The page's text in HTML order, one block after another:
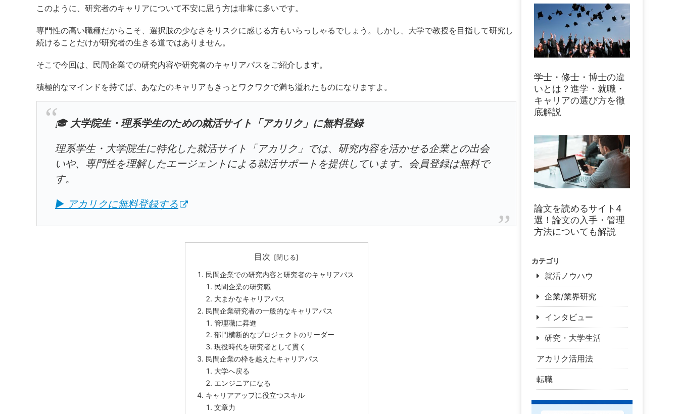
このように、研究者のキャリアについて不安に思う方は非常に多いです。
専門性の高い職種だからこそ、選択肢の少なさをリスクに感じる方もいらっしゃるでしょう。しかし、大学で教授を目指して研究し
続けることだけが研究者の生きる道ではありません。
そこで今回は、民間企業での研究内容や研究者のキャリアパスをご紹介します。
積極的なマインドを持てば、あなたのキャリアもきっとワクワクで満ち溢れたものになりますよ。
🎓 大学院生・理系学生のための就活サイト「アカリク」に無料登録
理系学生・大学院生に特化した就活サイト「アカリク」では、研究内容を活かせる企業との出会
いや、専門性を理解したエージェントによる就活サポートを提供しています。会員登録は無料で
す。
▶ アカリクに無料登録する
目次
民間企業での研究内容と研究者のキャリアパス
民間企業の研究職
大まかなキャリアパス
民間企業研究者の一般的なキャリアパス
管理職に昇進
部門横断的なプロジェクトのリーダー
現役時代を研究者として貫く
民間企業の枠を越えたキャリアパス
大学へ戻る
エンジニアになる
キャリアアップに役立つスキル
文章力
学士・修士・博士の違
いとは？進学・就職・
キャリアの選び方を徹
底解説
論文を読めるサイト4
選！論文の入手・管理
方法についても解説
カテゴリ
就活ノウハウ
企業/業界研究
インタビュー
研究・大学生活
アカリク活用法
転職